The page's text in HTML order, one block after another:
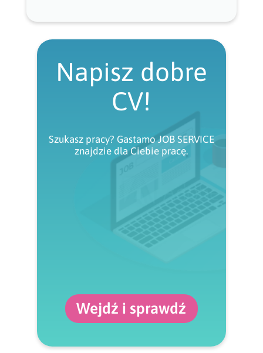
Napisz dobre
CV!
Szukasz pracy? Gastamo JOB SERVICE
znajdzie dla Ciebie pracę.
Wejdź i sprawdź